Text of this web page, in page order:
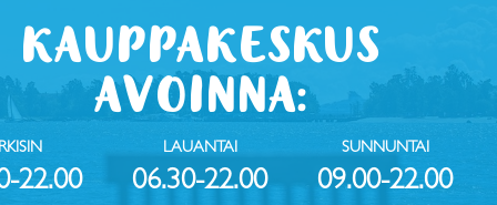
KAUPPAKESKUS
AVOINNA:
22.00
LAUANTAI
06.30-22.00
SUNNUNTAI
09.00-22.00